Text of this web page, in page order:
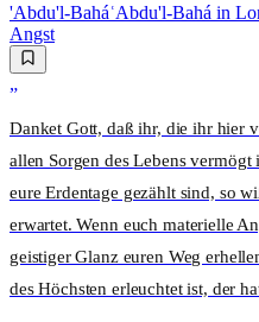
'Abdu'l-BaháʿAbdu'l-Bahá in
Angst
„
Danket Gott, daß ihr, die ihr hier
allen Sorgen des Lebens
eure Erdentage gezählt sind, so
erwartet. Wenn euch materielle
geistiger Glanz euren Weg
des Höchsten erleuchtet ist, der